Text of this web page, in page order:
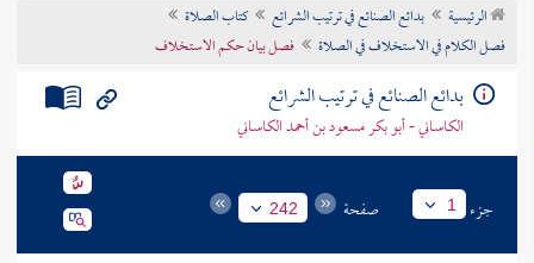
تراجم الأعلام
الرئيسية بدائع الصنائع في ترتيب الشرائع
كتاب الصلاة
فصل الكلام في الاستخلاف في الصلاة
فصل بيان حكم الاستخلاف
بدائع الصنائع في ترتيب الشرائع
الكاساني - أبو بكر مسعود بن أحمد الكاساني
جزء 1 صفحة 242